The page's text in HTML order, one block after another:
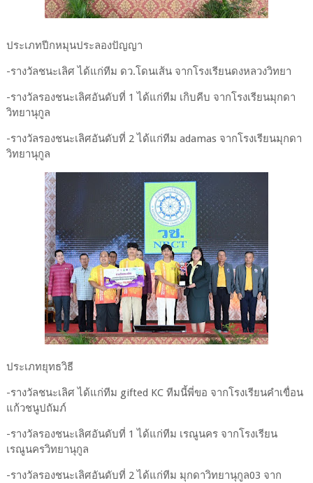
ประเภทปีกหมุนประลองปัญญา
-รางวัลชนะเลิศ ได้แก่ทีม ดว.โดนเส้น จากโรงเรียนดงหลวงวิทยา
-รางวัลรองชนะเลิศอันดับที่ 1 ได้แก่ทีม เกิบคีบ จากโรงเรียนมุกดา
วิทยานุกูล
-รางวัลรองชนะเลิศอันดับที่ 2 ได้แก่ทีม adamas จากโรงเรียนมุกดา
วิทยานุกูล
ประเภทยุทธวิธี
-รางวัลชนะเลิศ ได้แก่ทีม gifted KC ทีมนี้พี่ขอ จากโรงเรียนคำเขื่อน
แก้วชนูปถัมภ์
-รางวัลรองชนะเลิศอันดับที่ 1 ได้แก่ทีม เรณูนคร จากโรงเรียน
เรณูนครวิทยานุกูล
-รางวัลรองชนะเลิศอันดับที่ 2 ได้แก่ทีม มุกดาวิทยานุกูล03 จาก